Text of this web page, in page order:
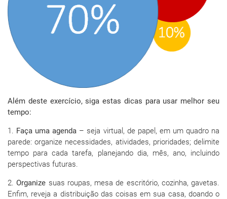
Além deste exercício, siga estas dicas para usar melhor seu
tempo:
1. Faça uma agenda – seja virtual, de papel, em um quadro na
parede: organize necessidades, atividades, prioridades; delimite
tempo para cada tarefa, planejando dia, mês, ano, incluindo
perspectivas futuras.
2.Organize suas roupas, mesa de escritório, cozinha, gavetas.
Enfim, reveja a distribuição das coisas em sua casa, doando o